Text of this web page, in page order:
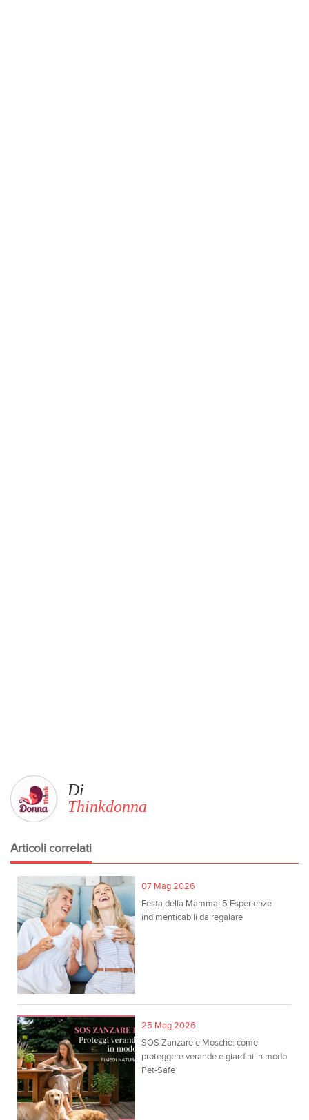
Di
Thinkdonna
Articoli correlati
07 Mag 2026
Festa della Mamma: 5 Esperienze
indimenticabili da regalare
25 Mag 2026
SOS Zanzare e Mosche: come
proteggere verande e giardini in modo
Pet-Safe